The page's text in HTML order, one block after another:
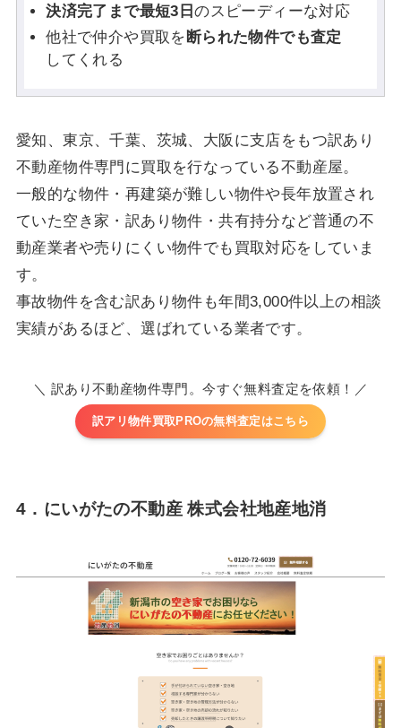
決済完了まで最短3日のスピーディーな対応
他社で仲介や買取を 断られた物件でも査定
してくれる
愛知、東京、千葉、茨城、大阪に支店をもつ訳あり
不動産物件専門に買取を行なっている不動産屋。
一般的な物件・再建築が難しい物件や長年放置され
ていた空き家・訳あり物件・共有持分など普通の不
動産業者や売りにくい物件でも買取対応をしていま
す。
事故物件を含む訳あり物件も年間3,000件以上の相談
実績があるほど、選ばれている業者です。
＼ 訳あり不動産物件専門。今すぐ無料査定を依頼！／
訳アリ物件買取PROの無料査定はこちら
4． にいがたの不動産 株式会社地産地消